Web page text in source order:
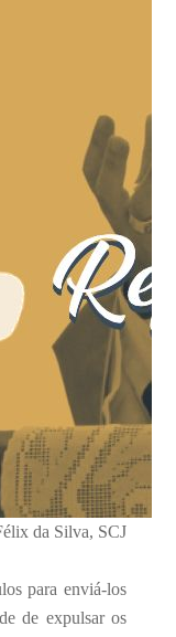
da Silva, SCJ
para enviá-los
de expulsar os